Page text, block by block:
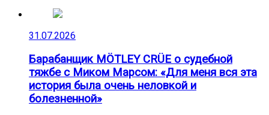
31.07.2026
Барабанщик MÖTLEY CRÜE о судебной
тяжбе с Миком Марсом: «Для меня вся эта
история была очень неловкой и
болезненной»